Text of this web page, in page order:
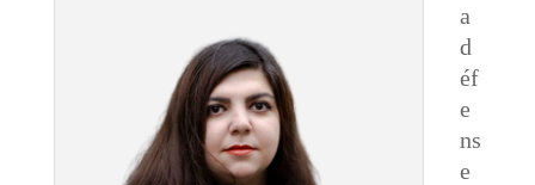
a
d
éf
e
ns
e